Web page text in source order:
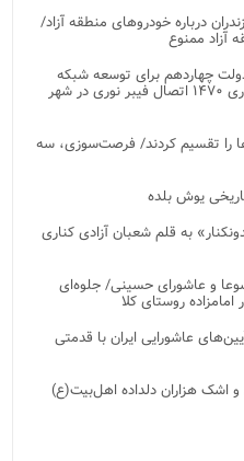
درباره خودروهای منطقه آزاد/
آزاد ممنوع
تومانی دولت چهاردهم برای توسعه شبکه
تلفن همراه و فیبر نوری در آمل/ برقراری ۱۴۷۰ اتصال فیبر نوری در شهر
را تقسیم کردند/ فرصت‌سوزی، سه
یوش بلده
به قلم شعبان آزادی کناری
و عاشورای حسینی/ جلوه‌ای
روستای کلا
عاشورایی ایران با قدمتی
اشک هزاران دلداده اهل‌بیت(ع)